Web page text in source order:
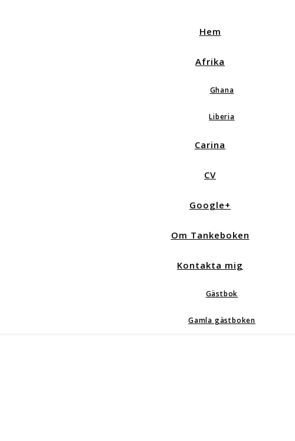
Hem
Afrika
Ghana
Liberia
Carina
CV
Google+
Om Tankeboken
Kontakta mig
Gästbok
Gamla gästboken